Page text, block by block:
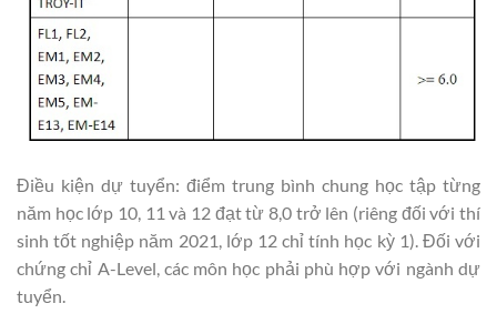
Điều kiện dự tuyển: điểm trung bình chung học tập từng
năm học lớp 10, 11 và 12 đạt từ 8,0 trở lên (riêng đối với thí
sinh tốt nghiệp năm 2021, lớp 12 chỉ tính học kỳ 1). Đối với
chứng chỉ A-Level, các môn học phải phù hợp với ngành dự
tuyển.